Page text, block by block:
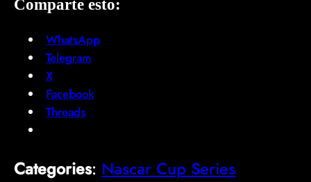
Comparte esto:
WhatsApp
Telegram
X
Facebook
Threads
Categories: Nascar Cup Series